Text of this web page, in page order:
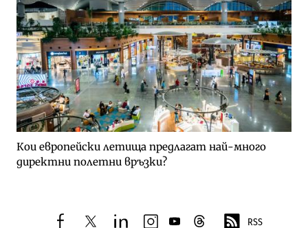
Кои европейски летища предлагат най-много
директни полетни връзки?
RSS